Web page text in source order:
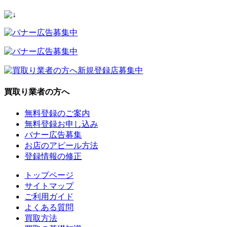
買取り業者の方へ
無料登録のご案内
無料登録お申し込み
バナー広告募集
お店のアピール方法
登録情報の修正
トップページ
サイトマップ
ご利用ガイド
よくある質問
買取方法